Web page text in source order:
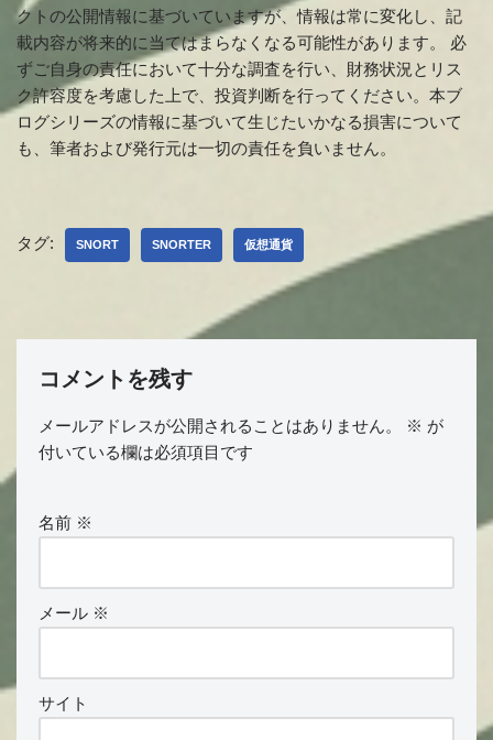
クトの公開情報に基づいていますが、情報は常に変化し、記
載内容が将来的に当てはまらなくなる可能性があります。 必
ずご自身の責任において十分な調査を行い、財務状況とリス
ク許容度を考慮した上で、投資判断を行ってください。本ブ
ログシリーズの情報に基づいて生じたいかなる損害について
も、筆者および発行元は一切の責任を負いません。
タグ: SNORT SNORTER 仮想通貨
コメントを残す
メールアドレスが公開されることはありません。 ※ が
付いている欄は必須項目です
名前 ※
メール ※
サイト